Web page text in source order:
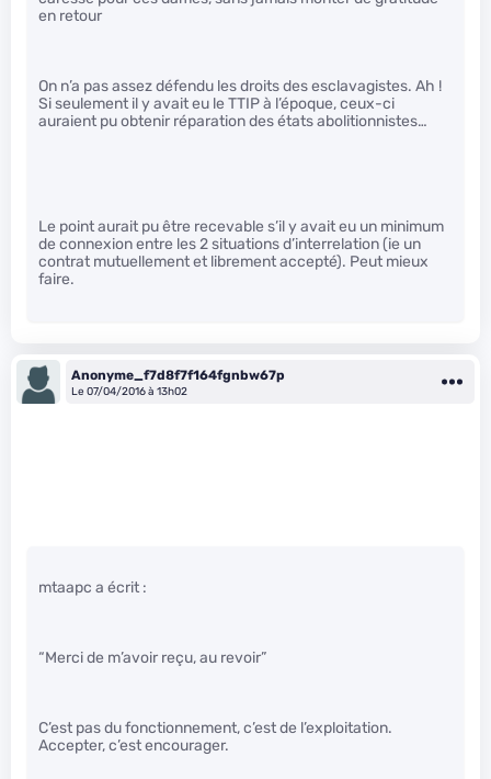
en retour
On n’a pas assez défendu les droits des esclavagistes. Ah !
Si seulement il y avait eu le TTIP à l’époque, ceux-ci
auraient pu obtenir réparation des états abolitionnistes…
Le point aurait pu être recevable s’il y avait eu un minimum
de connexion entre les 2 situations d’interrelation (ie un
contrat mutuellement et librement accepté). Peut mieux
faire.
Anonyme_f7d8f7f164fgnbw67p
Le 07/04/2016 à 13h02
mtaapc a écrit :
“Merci de m’avoir reçu, au revoir”
C’est pas du fonctionnement, c’est de l’exploitation.
Accepter, c’est encourager.